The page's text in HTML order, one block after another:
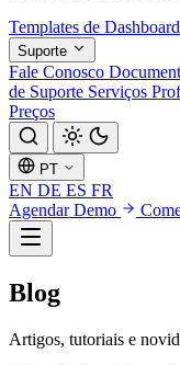
Templates de Dashboard
Suporte
Fale Conosco
de Suporte Serviços
Preços
PT
EN DE ES FR
Agendar Demo
Blog
Artigos, tutoriais e